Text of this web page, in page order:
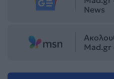
News
Mad.gr